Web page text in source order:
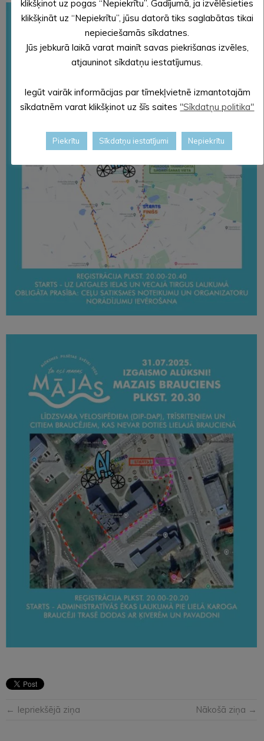
← Iepriekšējā ziņa Nākošā ziņa →
klikšķinot uz pogas “Nepiekrītu”. Gadījumā, ja izvēlēsieties
klikšķināt uz “Nepiekrītu”, jūsu datorā tiks saglabātas tikai
nepieciešamās sīkdatnes.
Jūs jebkurā laikā varat mainīt savas piekrišanas izvēles,
atjauninot sīkdatņu iestatījumus.
Iegūt vairāk informācijas par tīmekļvietnē izmantotajām
sīkdatnēm varat klikšķinot uz šīs saites "Sīkdatņu politika"
Piekrītu Sīkdatņu iestatījumi Nepiekrītu